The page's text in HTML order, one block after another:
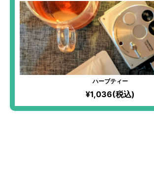
ハーブティー
¥1,036(税込)